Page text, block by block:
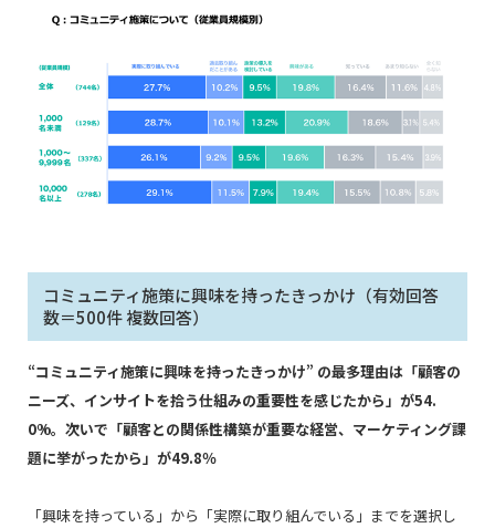
コミュニティ施策に興味を持ったきっかけ（有効回答
数＝500件 複数回答）
“コミュニティ施策に興味を持ったきっかけ” の最多理由は「顧客の
ニーズ、インサイトを拾う仕組みの重要性を感じたから」が54.
0%。次いで「顧客との関係性構築が重要な経営、マーケティング課
題に挙がったから」が49.8％
「興味を持っている」から「実際に取り組んでいる」までを選択し